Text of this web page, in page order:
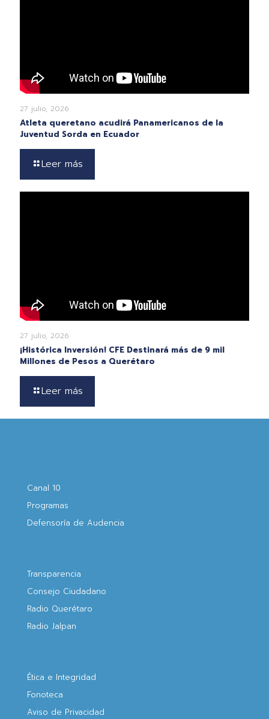
27 julio, 2026
Atleta queretano acudirá Panamericanos de la
Juventud Sorda en Ecuador
Leer más
27 julio, 2026
¡Histórica Inversión! CFE Destinará más de 9 mil
Millones de Pesos a Querétaro
Leer más
Canal 10
Programas
Defensoría de Audencia
Transparencia
Consejo Ciudadano
Radio Querétaro
Radio Jalpan
Ética e Integridad
Fonoteca
Aviso de Privacidad